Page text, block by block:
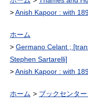
Anish Kapoor : with
ホーム
Germano Celant ;
Stephen Sartarelli]
Anish Kapoor : with
ホーム
ブックセンタ